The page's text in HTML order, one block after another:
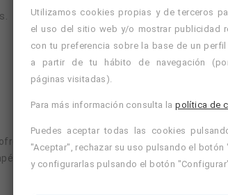
sesiones de aromaterapia como
Utilizamos cookies propias y de terceros
el uso del sitio web y/o mostrar publicidad
con tu preferencia sobre la base de un
a partir de tu hábito de navegación
páginas visitadas).
Para más información consulta lapolítica de
Puedes aceptar todas las cookies
"Aceptar", rechazar su uso pulsando el botón
y configurarlas pulsando el botón